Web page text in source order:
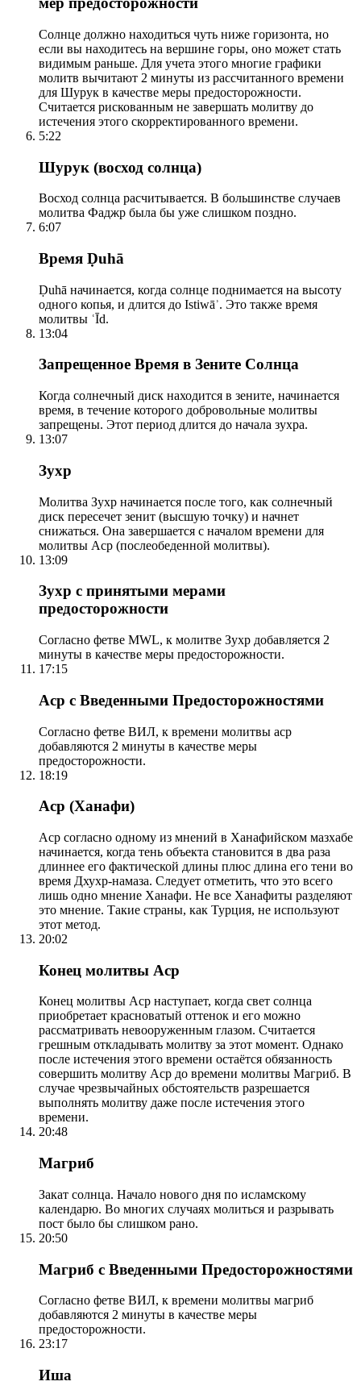
Солнце должно находиться чуть ниже горизонта, но
если вы находитесь на вершине горы, оно может стать
видимым раньше. Для учета этого многие графики
молитв вычитают 2 минуты из рассчитанного времени
для Шурук в качестве меры предосторожности.
Считается рискованным не завершать молитву до
истечения этого скорректированного времени.
5:22
Шурук (восход солнца)
Восход солнца расчитывается. В большинстве случаев
молитва Фаджр была бы уже слишком поздно.
6:07
Время Ḍuhā
Ḍuhā начинается, когда солнце поднимается на высоту
одного копья, и длится до Istiwāʾ. Это также время
молитвы ʿĪd.
13:04
Запрещенное Время в Зените Солнца
Когда солнечный диск находится в зените, начинается
время, в течение которого добровольные молитвы
запрещены. Этот период длится до начала зухра.
13:07
Зухр
Молитва Зухр начинается после того, как солнечный
диск пересечет зенит (высшую точку) и начнет
снижаться. Она завершается с началом времени для
молитвы Аср (послеобеденной молитвы).
13:09
Зухр с принятыми мерами
предосторожности
Согласно фетве MWL, к молитве Зухр добавляется 2
минуты в качестве меры предосторожности.
17:15
Аср с Введенными Предосторожностями
Согласно фетве ВИЛ, к времени молитвы аср
добавляются 2 минуты в качестве меры
предосторожности.
18:19
Аср (Ханафи)
Аср согласно одному из мнений в Ханафийском мазхабе
начинается, когда тень объекта становится в два раза
длиннее его фактической длины плюс длина его тени во
время Дхухр-намаза. Следует отметить, что это всего
лишь одно мнение Ханафи. Не все Ханафиты разделяют
это мнение. Такие страны, как Турция, не используют
этот метод.
20:02
Конец молитвы Аср
Конец молитвы Аср наступает, когда свет солнца
приобретает красноватый оттенок и его можно
рассматривать невооруженным глазом. Считается
грешным откладывать молитву за этот момент. Однако
после истечения этого времени остаётся обязанность
совершить молитву Аср до времени молитвы Магриб. В
случае чрезвычайных обстоятельств разрешается
выполнять молитву даже после истечения этого
времени.
20:48
Магриб
Закат солнца. Начало нового дня по исламскому
календарю. Во многих случаях молиться и разрывать
пост было бы слишком рано.
20:50
Магриб с Введенными Предосторожностями
Согласно фетве ВИЛ, к времени молитвы магриб
добавляются 2 минуты в качестве меры
предосторожности.
23:17
Иша